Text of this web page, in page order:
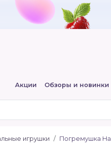
Акции Обзоры и новинки
игрушки Погремушка